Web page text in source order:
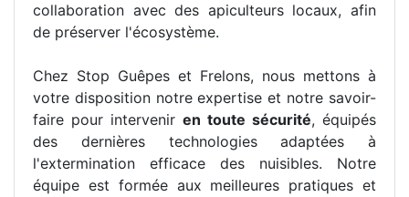
collaboration avec des apiculteurs locaux, afin
de préserver l'écosystème.
Chez Stop Guêpes et Frelons, nous mettons à
votre disposition notre expertise et notre savoir-
faire pour intervenir en toute sécurité, équipés
des dernières technologies adaptées à
l'extermination efficace des nuisibles. Notre
équipe est formée aux meilleures pratiques et